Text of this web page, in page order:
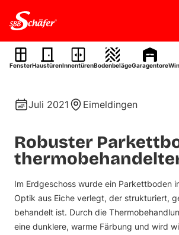
FensterHaustürenInnentürenBodenbelägeGaragentore
Juli 2021 Eimeldingen
Robuster
Im Erdgeschoss wurde ein Parkettboden
Optik aus Eiche verlegt, der strukturiert,
behandelt ist. Durch die
eine dunklere, warme Färbung und wird